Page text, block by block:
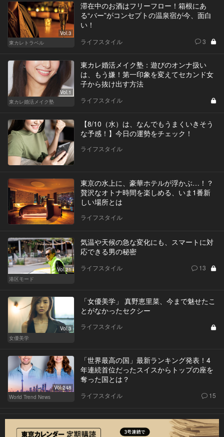
Vol.3
東カレトラベル
滞在中のお酒はフリーフロー！箱根にあ
る“バー”がコンセプトの温泉宿が今、面白
い！
ライフスタイル 3
Vol.1
東カレ婚活メイク塾
東カレ婚活メイク塾：遊びのオンナ扱い
は、もう嫌！第一印象を変えてセカンド女
子から抜け出す方法
ライフスタイル
【8/10（水）は、なんでもうまくいきそう
な予感！】今日の運勢をチェック！
ライフスタイル
東京の水上に、豪華ホテルが浮かぶ…！？
贅沢なオトナ時間を楽しめる、いま1番新
しい場所とは
ライフスタイル
Vol.21
港区モード
気温や天候の急な変化にも、スマートに対
応できる男の秘密
ライフスタイル 13
Vol.3
女優美学
「女優美学」 真野恵里菜、今まで魅せたこ
とがなかったセクシー
ライフスタイル
Vol.248
World Trend News
「世界最高の国」最新ランキング発表！4
年連続首位だったスイスからトップの座を
奪った国とは？
ライフスタイル 15